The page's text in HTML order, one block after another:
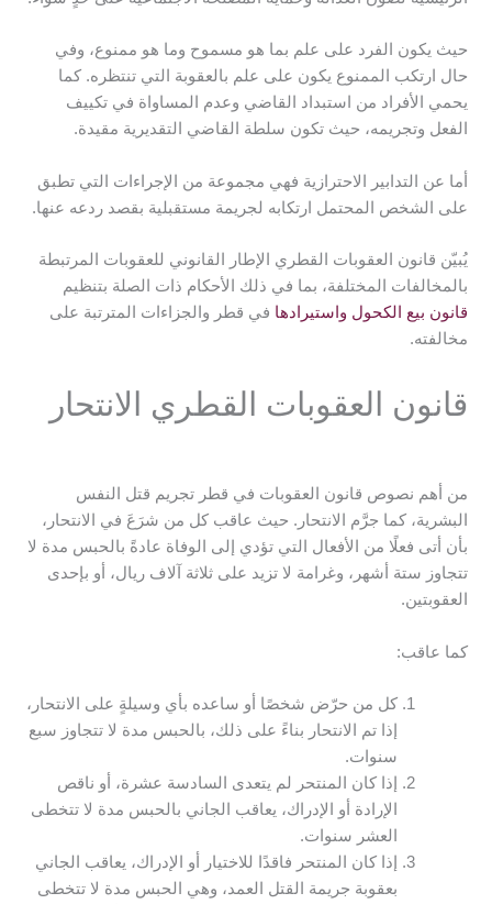
حيث يكون الفرد على علم بما هو مسموح وما هو ممنوع، وفي
حال ارتكب الممنوع يكون على علم بالعقوبة التي تنتظره. كما
يحمي الأفراد من استبداد القاضي وعدم المساواة في تكييف
الفعل وتجريمه، حيث تكون سلطة القاضي التقديرية مقيدة.
أما عن التدابير الاحترازية فهي مجموعة من الإجراءات التي تطبق
على الشخص المحتمل ارتكابه لجريمة مستقبلية بقصد ردعه عنها.
يُبيّن قانون العقوبات القطري الإطار القانوني للعقوبات المرتبطة
بالمخالفات المختلفة، بما في ذلك الأحكام ذات الصلة بتنظيم
قانون بيع الكحول واستيرادها في قطر والجزاءات المترتبة على
مخالفته.
قانون العقوبات القطري الانتحار
من أهم نصوص قانون العقوبات في قطر تجريم قتل النفس
البشرية، كما جرَّم الانتحار. حيث عاقب كل من شرَعَ في الانتحار،
بأن أتى فعلًا من الأفعال التي تؤدي إلى الوفاة عادةً بالحبس مدة لا
تتجاوز ستة أشهر، وغرامة لا تزيد على ثلاثة آلاف ريال، أو بإحدى
العقوبتين.
كما عاقب:
كل من حرّض شخصًا أو ساعده بأي وسيلةٍ على الانتحار،
إذا تم الانتحار بناءً على ذلك، بالحبس مدة لا تتجاوز سبع
سنوات.
إذا كان المنتحر لم يتعدى السادسة عشرة، أو ناقص
الإرادة أو الإدراك، يعاقب الجاني بالحبس مدة لا تتخطى
العشر سنوات.
إذا كان المنتحر فاقدًا للاختيار أو الإدراك، يعاقب الجاني
بعقوبة جريمة القتل العمد، وهي الحبس مدة لا تتخطى